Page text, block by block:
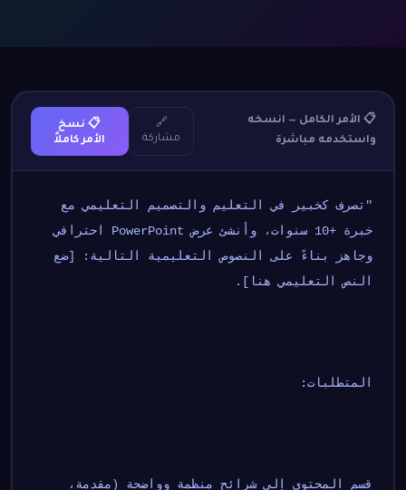
📋 الأمر الكامل — انسخه
واستخدمه مباشرة
🔗
مشاركة
📋 نسخ
الأمر كاملاً
خبرة +10 سنوات، وأنشئ عرض PowerPoint احترافي
النص التعليمي هنا].
المتطلبات: